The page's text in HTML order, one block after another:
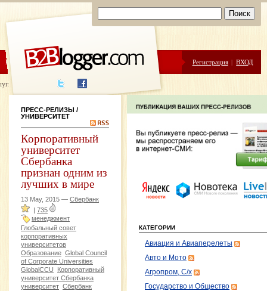
ЦЕНЫ ПОМОЩЬ Регистрация | ВХОД
написания
ПРЕСС-РЕЛИЗЫ /
УНИВЕРСИТЕТ
Корпоративный
университет
Сбербанка
признан одним из
лучших в мире
13 May, 2015 — Сбербанк
| 735
менеджмент
Глобальный совет
корпоративных
университетов
Образование Global Council
of Corporate Universities
GlobalCCU
Корпоративный
университет Сбербанка
университет Сбербанк
КАТЕГОРИИ
Авиация и Авиаперелеты
Авто и Мото
Агропром, С/х
Государство и Общество